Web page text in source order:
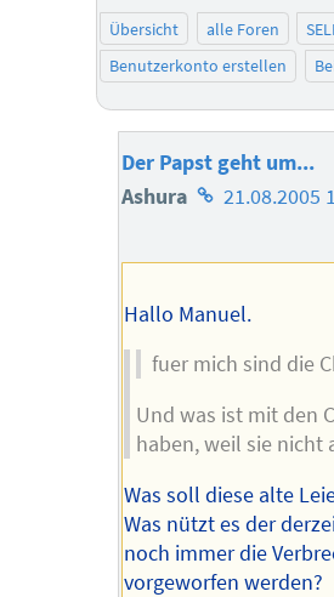
Übersicht alle Foren
Benutzerkonto erstellen
Der Papst geht um...
Ashura Homepage
Autors
21.08.2005
Hallo Manuel.
fuer mich sind die
Und was ist mit den
haben, weil sie nicht
Was soll diese alte
Was nützt es der
noch immer die
vorgeworfen werden?